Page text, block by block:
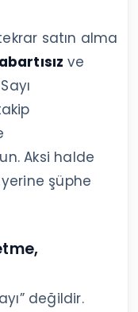
satın alma
abartısız ve
Aksi halde
şüphe
değildir.